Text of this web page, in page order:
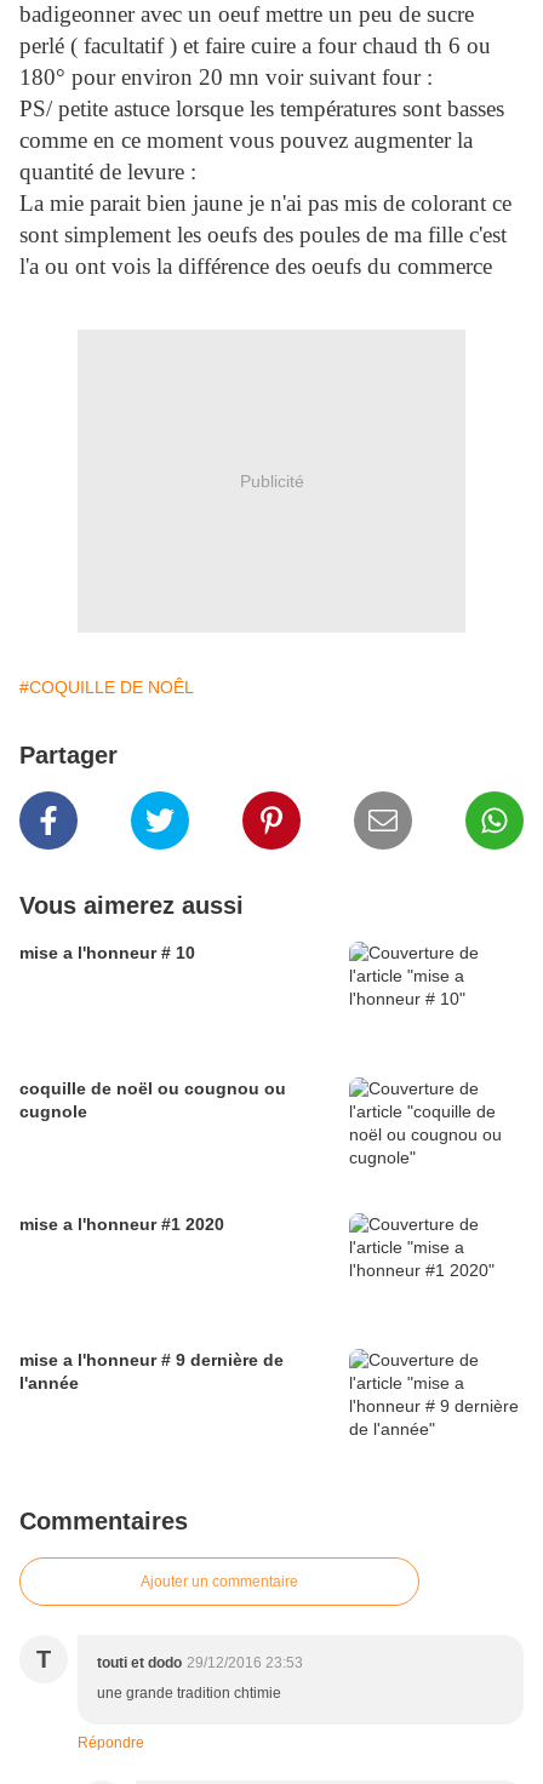
badigeonner avec un oeuf mettre un peu de sucre
perlé ( facultatif ) et faire cuire a four chaud th 6 ou
180° pour environ 20 mn voir suivant four :
PS/ petite astuce lorsque les températures sont basses
comme en ce moment vous pouvez augmenter la
quantité de levure :
La mie parait bien jaune je n'ai pas mis de colorant ce
sont simplement les oeufs des poules de ma fille c'est
l'a ou ont vois la différence des oeufs du commerce
Publicité
#COQUILLE DE NOÊL
Partager
Vous aimerez aussi
mise a l'honneur # 10
coquille de noël ou cougnou ou
cugnole
mise a l'honneur #1 2020
mise a l'honneur # 9 dernière de
l'année
Commentaires
Ajouter un commentaire
T touti et dodo 29/12/2016 23:53
une grande tradition chtimie
Répondre